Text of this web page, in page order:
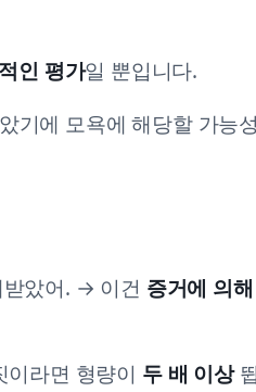
인 평가일 뿐입니다.
기에 모욕에 해당할 가능
았어. → 이건 증거에 의
라면 형량이 두 배 이상